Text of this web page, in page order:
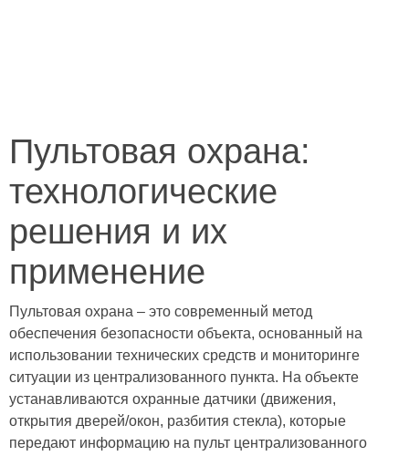
Пультовая охрана:
технологические
решения и их
применение
Пультовая охрана – это современный метод
обеспечения безопасности объекта, основанный на
использовании технических средств и мониторинге
ситуации из централизованного пункта. На объекте
устанавливаются охранные датчики (движения,
открытия дверей/окон, разбития стекла), которые
передают информацию на пульт централизованного